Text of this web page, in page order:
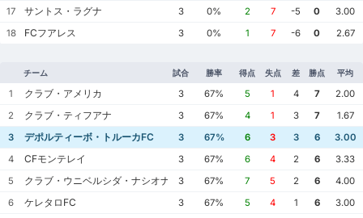
17
サントス・ラグナ 3 0% 2 7 -5 0
3.00
18
FCフアレス 3 0% 1 7 -6 0 2.67
チーム 試合 勝率 得点 失点 差 勝点 平均
1 クラブ・アメリカ 3 67% 5 1 4 7
2.00
2
クラブ・ティフアナ 3 67% 4 1 3 7
1.67
3
デポルティーボ・トルーカFC 3 67% 6 3 3 6
3.00
4
CFモンテレイ 3 67% 6 4 2 6
3.33
5
クラブ・ウニベルシダ・ナシオナル3 67% 7 5 2 6
4.00
6
ケレタロFC 3 67% 5 4 1 6 3.00